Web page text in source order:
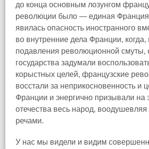
до конца основным лозунгом
революции было — единая
явилась опасность иностранного
во внутренние дела Франции,
подавления революционной смуты,
государства задумали
корыстных целей, французские
восстали за неприкосновенность и
Франции и энергично призывали на
отечества весь народ, воодушевляя
речами.
У нас мы видели и видим